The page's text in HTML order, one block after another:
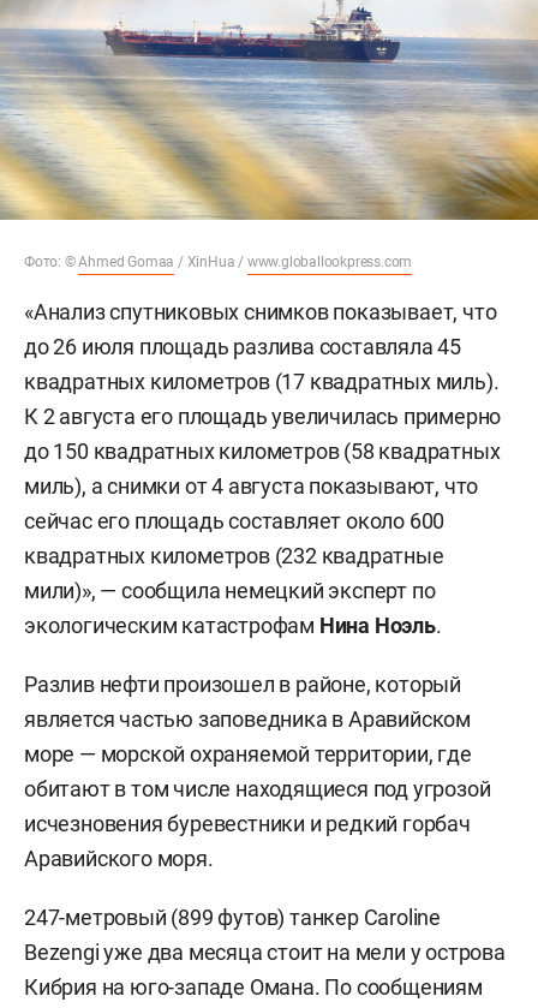
Фото: ©Ahmed Gomaa / XinHua / www.globallookpress.com
«Анализ спутниковых снимков показывает, что
до 26 июля площадь разлива составляла 45
квадратных километров (17 квадратных миль).
К 2 августа его площадь увеличилась примерно
до 150 квадратных километров (58 квадратных
миль), а снимки от 4 августа показывают, что
сейчас его площадь составляет около 600
квадратных километров (232 квадратные
мили)», — сообщила немецкий эксперт по
экологическим катастрофам Нина Ноэль.
Разлив нефти произошел в районе, который
является частью заповедника в Аравийском
море — морской охраняемой территории, где
обитают в том числе находящиеся под угрозой
исчезновения буревестники и редкий горбач
Аравийского моря.
247-метровый (899 футов) танкер Caroline
Bezengi уже два месяца стоит на мели у острова
Кибрия на юго-западе Омана. По сообщениям